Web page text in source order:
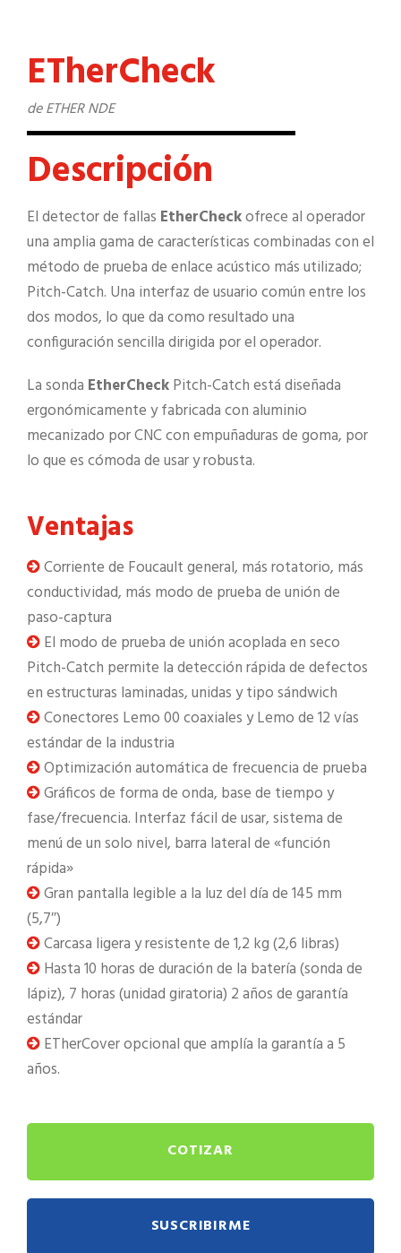
ETherCheck
de ETHER NDE
Descripción
El detector de fallas EtherCheckofrece al operador
una amplia gama de características combinadas con el
método de prueba de enlace acústico más utilizado;
Pitch-Catch. Una interfaz de usuario común entre los
dos modos, lo que da como resultado una
configuración sencilla dirigida por el operador.
La sonda EtherCheckPitch-Catch está diseñada
ergonómicamente y fabricada con aluminio
mecanizado por CNC con empuñaduras de goma, por
lo que es cómoda de usar y robusta.
Ventajas
Corriente de Foucault general, más rotatorio, más
conductividad, más modo de prueba de unión de
paso-captura
El modo de prueba de unión acoplada en seco
Pitch-Catch permite la detección rápida de defectos
en estructuras laminadas, unidas y tipo sándwich
Conectores Lemo 00 coaxiales y Lemo de 12 vías
estándar de la industria
Optimización automática de frecuencia de prueba
Gráficos de forma de onda, base de tiempo y
fase/frecuencia. Interfaz fácil de usar, sistema de
menú de un solo nivel, barra lateral de «función
rápida»
Gran pantalla legible a la luz del día de 145 mm
(5,7″)
Carcasa ligera y resistente de 1,2 kg (2,6 libras)
Hasta 10 horas de duración de la batería (sonda de
lápiz), 7 horas (unidad giratoria) 2 años de garantía
estándar
ETherCover opcional que amplía la garantía a 5
años.
COTIZAR
SUSCRIBIRME